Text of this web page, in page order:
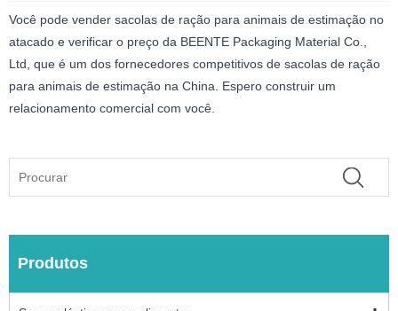
Você pode vender sacolas de ração para animais de estimação no
atacado e verificar o preço da BEENTE Packaging Material Co.,
Ltd, que é um dos fornecedores competitivos de sacolas de ração
para animais de estimação na China. Espero construir um
relacionamento comercial com você.
Produtos